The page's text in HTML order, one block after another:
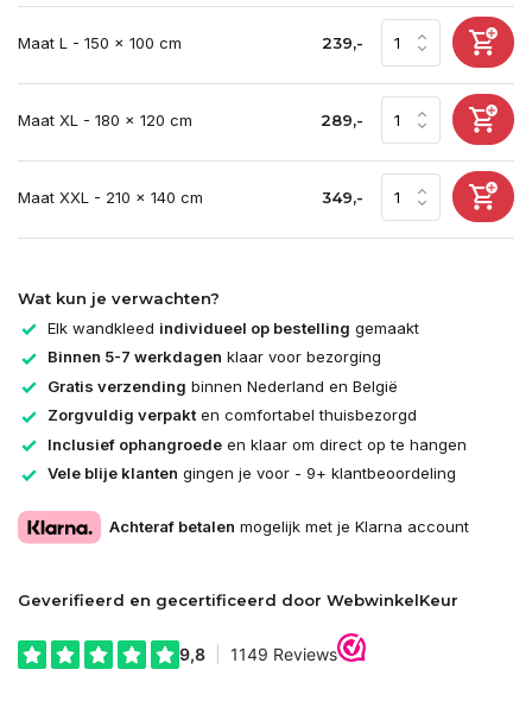
Maat L - 150 x 100 cm 239,-
Maat XL - 180 x 120 cm 289,-
Maat XXL - 210 x 140 cm 349,-
Wat kun je verwachten?
Elk wandkleed individueel op bestelling gemaakt
Binnen 5-7 werkdagen klaar voor bezorging
Gratis verzending binnen Nederland en België
Zorgvuldig verpakten comfortabel thuisbezorgd
Inclusief ophangroede en klaar om direct op te hangen
Vele blije klanten gingen je voor - 9+ klantbeoordeling
Achteraf betalen mogelijk met je Klarna account
Geverifieerd en gecertificeerd door WebwinkelKeur